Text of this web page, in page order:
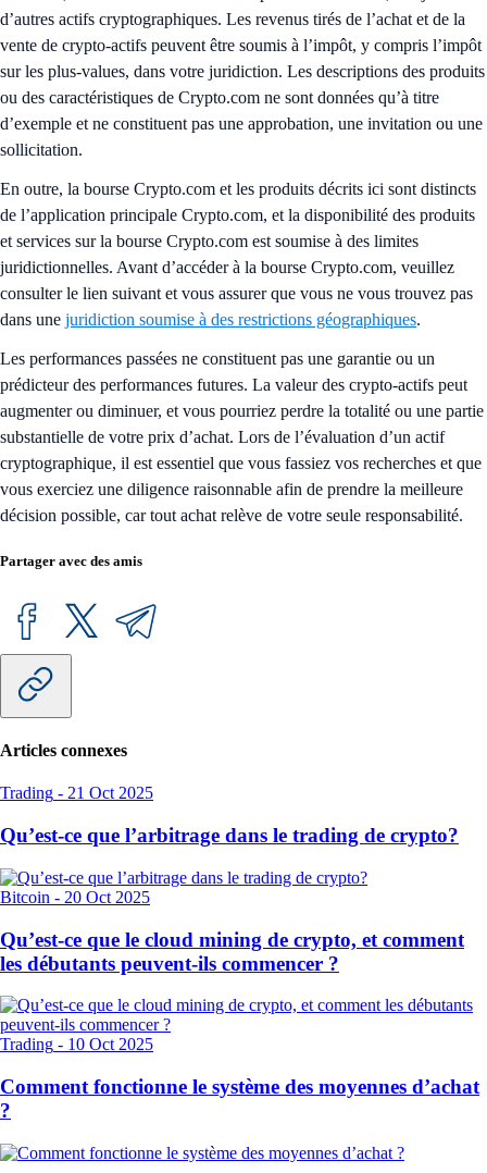
d’autres actifs cryptographiques. Les revenus tirés de l’achat et de la
vente de crypto-actifs peuvent être soumis à l’impôt, y compris l’impôt
sur les plus-values, dans votre juridiction. Les descriptions des produits
ou des caractéristiques de Crypto.com ne sont données qu’à titre
d’exemple et ne constituent pas une approbation, une invitation ou une
sollicitation.
En outre, la bourse Crypto.com et les produits décrits ici sont distincts
de l’application principale Crypto.com, et la disponibilité des produits
et services sur la bourse Crypto.com est soumise à des limites
juridictionnelles. Avant d’accéder à la bourse Crypto.com, veuillez
consulter le lien suivant et vous assurer que vous ne vous trouvez pas
dans une juridiction soumise à des restrictions géographiques.
Les performances passées ne constituent pas une garantie ou un
prédicteur des performances futures. La valeur des crypto-actifs peut
augmenter ou diminuer, et vous pourriez perdre la totalité ou une partie
substantielle de votre prix d’achat. Lors de l’évaluation d’un actif
cryptographique, il est essentiel que vous fassiez vos recherches et que
vous exerciez une diligence raisonnable afin de prendre la meilleure
décision possible, car tout achat relève de votre seule responsabilité.
Partager avec des amis
Articles connexes
Trading - 21 Oct 2025
Qu’est-ce que l’arbitrage dans le trading de crypto?
Bitcoin - 20 Oct 2025
Qu’est-ce que le cloud mining de crypto, et comment
les débutants peuvent-ils commencer ?
Trading - 10 Oct 2025
Comment fonctionne le système des moyennes d’achat
?